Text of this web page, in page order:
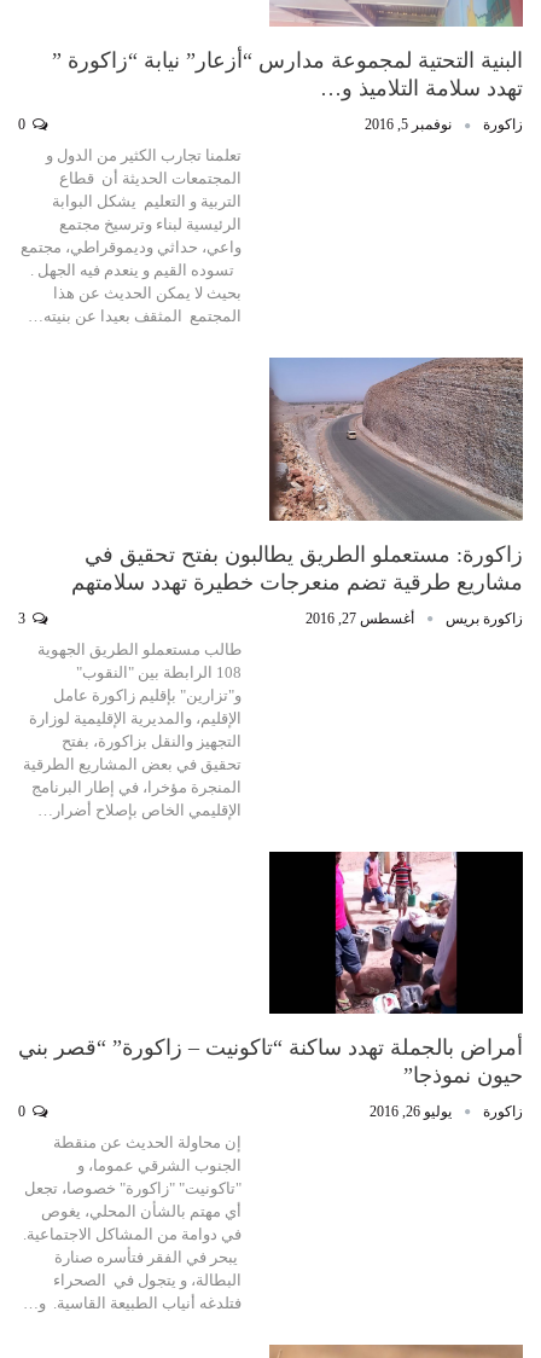
البنية التحتية لمجموعة مدارس “أزعار” نيابة “زاكورة ”
تهدد سلامة التلاميذ و…
زاكورة نوفمبر 5, 2016
تعلمنا تجارب الكثير من الدول و
المجتمعات الحديثة أن قطاع
التربية و التعليم يشكل البوابة
الرئيسية لبناء وترسيخ مجتمع
واعي، حداثي وديموقراطي، مجتمع
تسوده القيم و ينعدم فيه الجهل .
بحيث لا يمكن الحديث عن هذا
المجتمع المثقف بعيدا عن بنيته…
زاكورة: مستعملو الطريق يطالبون بفتح تحقيق في
مشاريع طرقية تضم منعرجات خطيرة تهدد سلامتهم
زاكورة بريس أغسطس 27, 2016
طالب مستعملو الطريق الجهوية
108 الرابطة بين "النقوب"
و"تزارين" بإقليم زاكورة عامل
الإقليم، والمديرية الإقليمية لوزارة
التجهيز والنقل بزاكورة، بفتح
تحقيق في بعض المشاريع الطرقية
المنجرة مؤخرا، في إطار البرنامج
الإقليمي الخاص بإصلاح أضرار…
أمراض بالجملة تهدد ساكنة “تاكونيت – زاكورة” “قصر بني
حيون نموذجا”
زاكورة يوليو 26, 2016
إن محاولة الحديث عن منقطة
الجنوب الشرقي عموما، و
"تاكونيت" "زاكورة" خصوصا، تجعل
أي مهتم بالشأن المحلي، يغوص
في دوامة من المشاكل الاجتماعية.
يبحر في الفقر فتأسره صنارة
البطالة، و يتجول في الصحراء
فتلدغه أنياب الطبيعة القاسية. و…